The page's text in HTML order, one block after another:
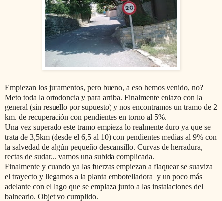
Empiezan los juramentos, pero bueno, a eso hemos venido, no?
Meto toda la ortodoncia y para arriba. Finalmente enlazo con la
general (sin resuello por supuesto) y nos encontramos un tramo de 2
km. de recuperación con pendientes en torno al 5%.
Una vez superado este tramo empieza lo realmente duro ya que se
trata de 3,5km (desde el 6,5 al 10) con pendientes medias al 9% con
la salvedad de algún pequeño descansillo. Curvas de herradura,
rectas de sudar... vamos una subida complicada.
Finalmente y cuando ya las fuerzas empiezan a flaquear se suaviza
el trayecto y llegamos a la planta embotelladora y un poco más
adelante con el lago que se emplaza junto a las instalaciones del
balneario. Objetivo cumplido.